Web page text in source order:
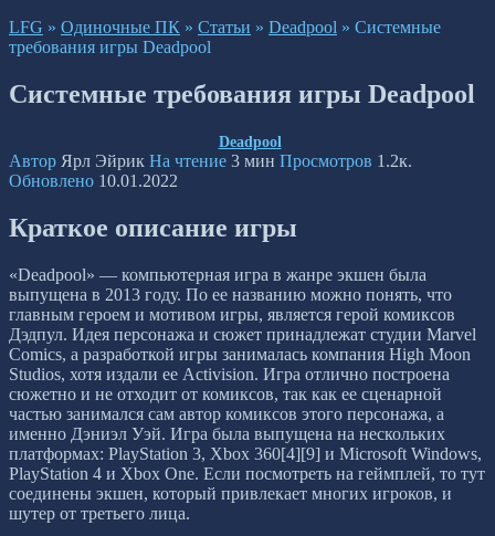
LFG » Одиночные ПК » Статьи » Deadpool » Системные
требования игры Deadpool
Системные требования игры Deadpool
Deadpool
Автор Ярл Эйрик На чтение 3 мин Просмотров 1.2к.
Обновлено 10.01.2022
Краткое описание игры
«Deadpool» — компьютерная игра в жанре экшен была
выпущена в 2013 году. По ее названию можно понять, что
главным героем и мотивом игры, является герой комиксов
Дэдпул. Идея персонажа и сюжет принадлежат студии Marvel
Comics, а разработкой игры занималась компания High Moon
Studios, хотя издали ее Activision. Игра отлично построена
сюжетно и не отходит от комиксов, так как ее сценарной
частью занимался сам автор комиксов этого персонажа, а
именно Дэниэл Уэй. Игра была выпущена на нескольких
платформах: PlayStation 3, Xbox 360[4][9] и Microsoft Windows,
PlayStation 4 и Xbox One. Если посмотреть на геймплей, то тут
соединены экшен, который привлекает многих игроков, и
шутер от третьего лица.